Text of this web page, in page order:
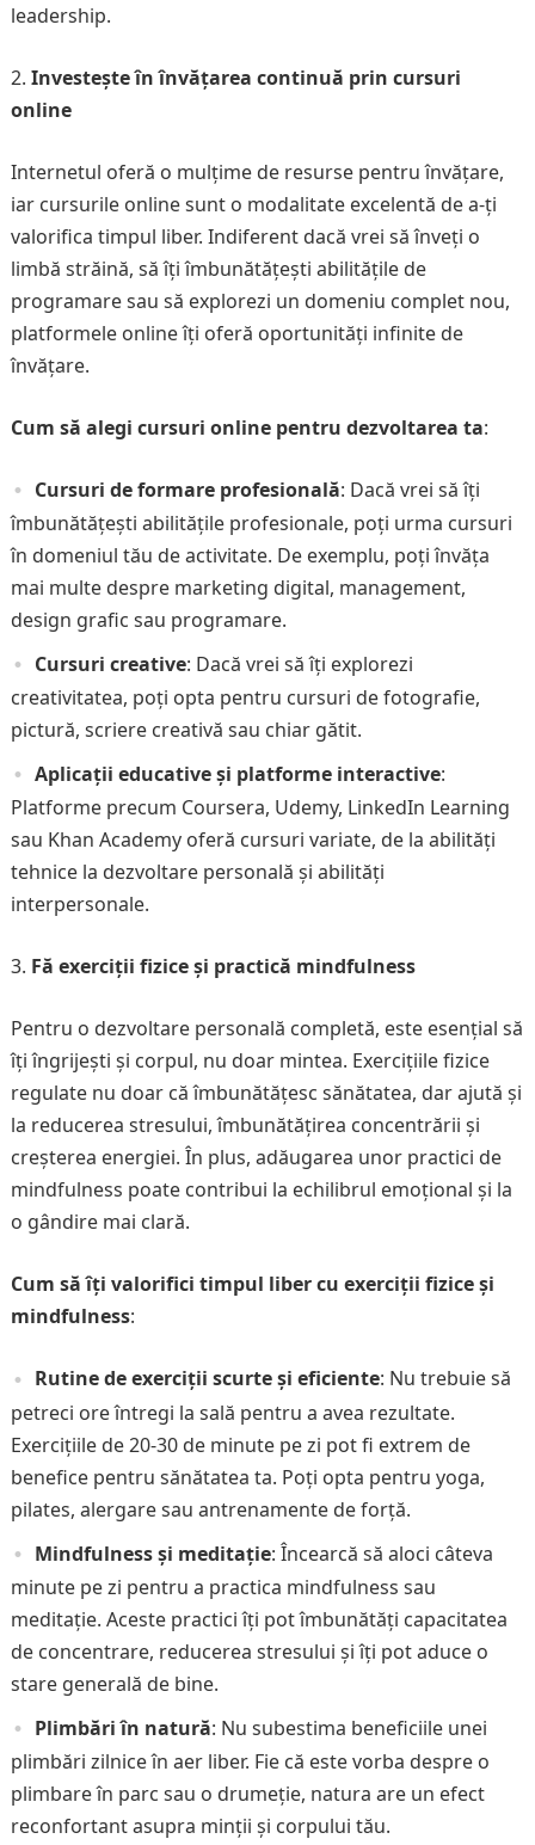
leadership.
Investește în învățarea continuă prin cursuri
online
Internetul oferă o mulțime de resurse pentru învățare,
iar cursurile online sunt o modalitate excelentă de a-ți
valorifica timpul liber. Indiferent dacă vrei să înveți o
limbă străină, să îți îmbunătățești abilitățile de
programare sau să explorezi un domeniu complet nou,
platformele online îți oferă oportunități infinite de
învățare.
Cum să alegi cursuri online pentru dezvoltarea ta:
Cursuri de formare profesională: Dacă vrei să îți
îmbunătățești abilitățile profesionale, poți urma cursuri
în domeniul tău de activitate. De exemplu, poți învăța
mai multe despre marketing digital, management,
design grafic sau programare.
Cursuri creative: Dacă vrei să îți explorezi
creativitatea, poți opta pentru cursuri de fotografie,
pictură, scriere creativă sau chiar gătit.
Aplicații educative și platforme interactive:
Platforme precum Coursera, Udemy, LinkedIn Learning
sau Khan Academy oferă cursuri variate, de la abilități
tehnice la dezvoltare personală și abilități
interpersonale.
Fă exerciții fizice și practică mindfulness
Pentru o dezvoltare personală completă, este esențial să
îți îngrijești și corpul, nu doar mintea. Exercițiile fizice
regulate nu doar că îmbunătățesc sănătatea, dar ajută și
la reducerea stresului, îmbunătățirea concentrării și
creșterea energiei. În plus, adăugarea unor practici de
mindfulness poate contribui la echilibrul emoțional și la
o gândire mai clară.
Cum să îți valorifici timpul liber cu exerciții fizice și
mindfulness:
Rutine de exerciții scurte și eficiente: Nu trebuie să
petreci ore întregi la sală pentru a avea rezultate.
Exercițiile de 20-30 de minute pe zi pot fi extrem de
benefice pentru sănătatea ta. Poți opta pentru yoga,
pilates, alergare sau antrenamente de forță.
Mindfulness și meditație: Încearcă să aloci câteva
minute pe zi pentru a practica mindfulness sau
meditație. Aceste practici îți pot îmbunătăți capacitatea
de concentrare, reducerea stresului și îți pot aduce o
stare generală de bine.
Plimbări în natură: Nu subestima beneficiile unei
plimbări zilnice în aer liber. Fie că este vorba despre o
plimbare în parc sau o drumeție, natura are un efect
reconfortant asupra minții și corpului tău.